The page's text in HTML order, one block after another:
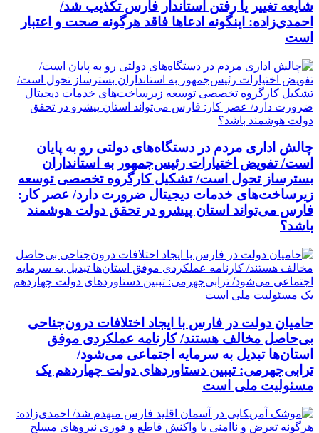
شایعه تغییر یا رفتن استاندار فارس تکذیب شد/
احمدی‌زاده: اینگونه ادعاها فاقد هرگونه صحت و اعتبار
است
چالش اداری مردم در دستگاه‌های دولتی رو به پایان
است/ تفویض اختیارات رئیس‌جمهور به استانداران
بسترساز تحول است/ تشکیل کارگروه تخصصی توسعه
زیرساخت‌های خدمات دیجیتال ضرورت دارد/ عصر کار:
فارس می‌تواند استان پیشرو در تحقق دولت هوشمند
باشد؟
حامیان دولت در فارس با ایجاد اختلافات درون‌جناحی
بی‌حاصل مخالف هستند/ کارنامه عملکردی موفق
استان‌ها تبدیل به سرمایه اجتماعی می‌شود/
ترابی‌جهرمی: تببین دستاوردهای دولت چهاردهم یک
مسئولیت ملی است